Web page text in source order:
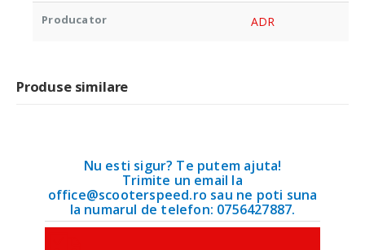
Producator ADR
Produse similare
Nu esti sigur? Te putem ajuta!
Trimite un email la
office@scooterspeed.ro sau ne poti suna
la numarul de telefon: 0756427887.